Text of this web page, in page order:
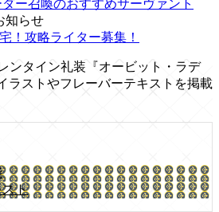
ー召喚のおすすめサーヴァント
知らせ
！攻略ライター募集！
ンタイン礼装『オービット・ラデ
ラストやフレーバーテキストを掲載
ト